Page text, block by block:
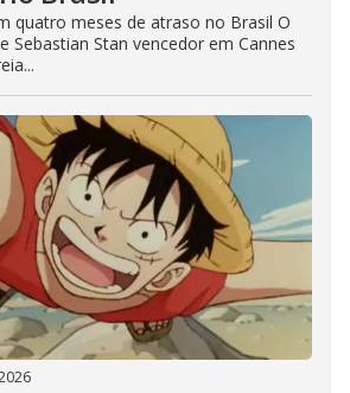
quatro meses de atraso no Brasil O
Sebastian Stan vencedor em Cannes